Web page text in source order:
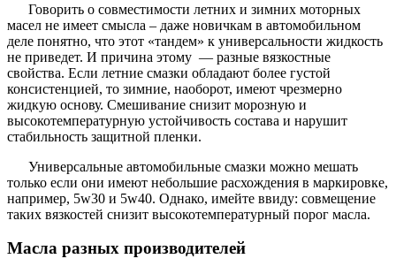
Говорить о совместимости летних и зимних моторных
масел не имеет смысла – даже новичкам в автомобильном
деле понятно, что этот «тандем» к универсальности жидкость
не приведет. И причина этому — разные вязкостные
свойства. Если летние смазки обладают более густой
консистенцией, то зимние, наоборот, имеют чрезмерно
жидкую основу. Смешивание снизит морозную и
высокотемпературную устойчивость состава и нарушит
стабильность защитной пленки.
Универсальные автомобильные смазки можно мешать
только если они имеют небольшие расхождения в маркировке,
например, 5w30 и 5w40. Однако, имейте ввиду: совмещение
таких вязкостей снизит высокотемпературный порог масла.
Масла разных производителей